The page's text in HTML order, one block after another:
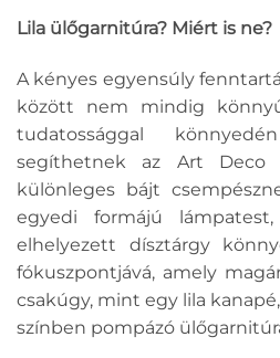
Lila ülőgarnitúra? Miért is ne?
A kényes egyensúly
között nem mindig
tudatossággal
segíthetnek az Art Deco
különleges bájt
egyedi formájú
elhelyezett dísztárgy
fókuszpontjává, amely
csakúgy, mint egy lila
színben pompázó